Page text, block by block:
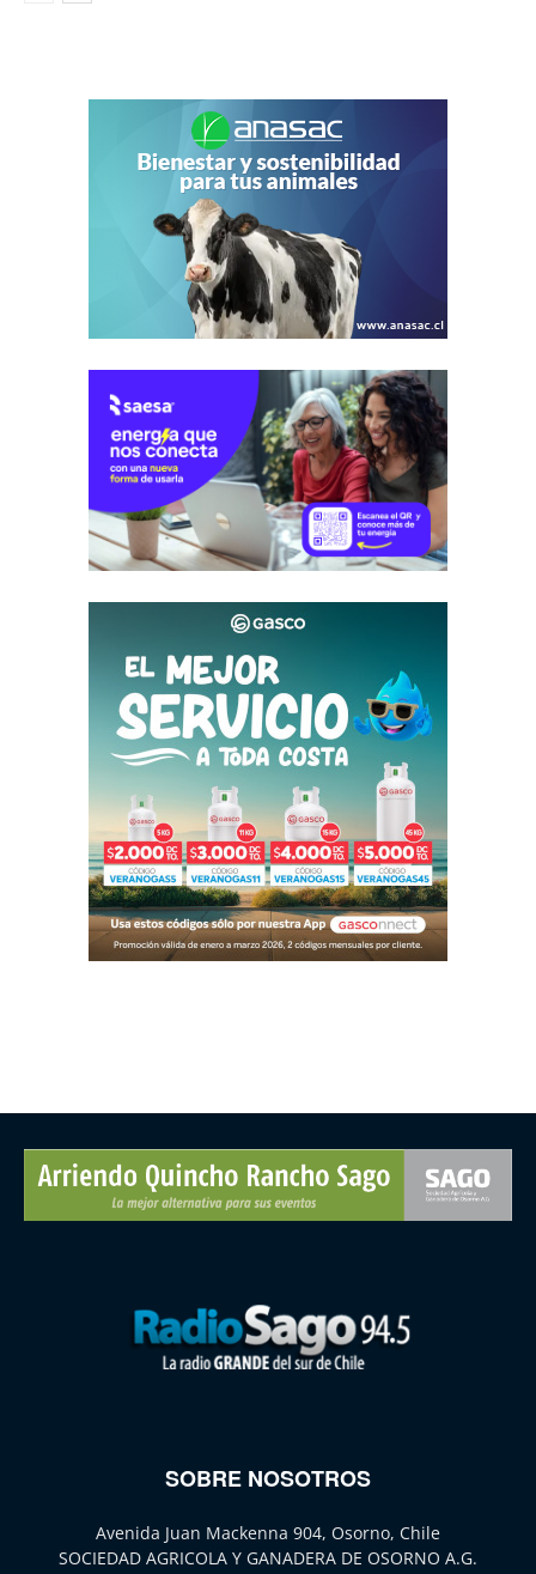
SOBRE NOSOTROS
Avenida Juan Mackenna 904, Osorno, Chile
SOCIEDAD AGRICOLA Y GANADERA DE OSORNO A.G.